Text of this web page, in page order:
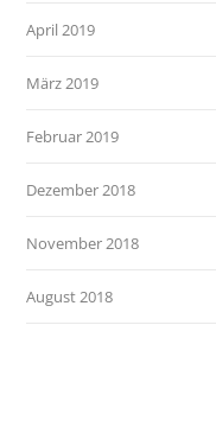
April 2019
März 2019
Februar 2019
Dezember 2018
November 2018
August 2018